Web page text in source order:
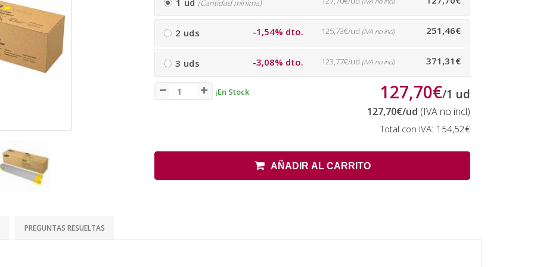
1 ud (Cantidad mínima)
2 uds -1,54% dto. 251,46€
125,73€/ud (IVA no incl)
3 uds -3,08% dto. 371,31€
123,77€/ud (IVA no incl)
¡En Stock 127,70€/1 ud
127,70€/ud (IVA no incl)
Total con IVA: 154,52€
AÑADIR AL CARRITO
PREGUNTAS RESUELTAS